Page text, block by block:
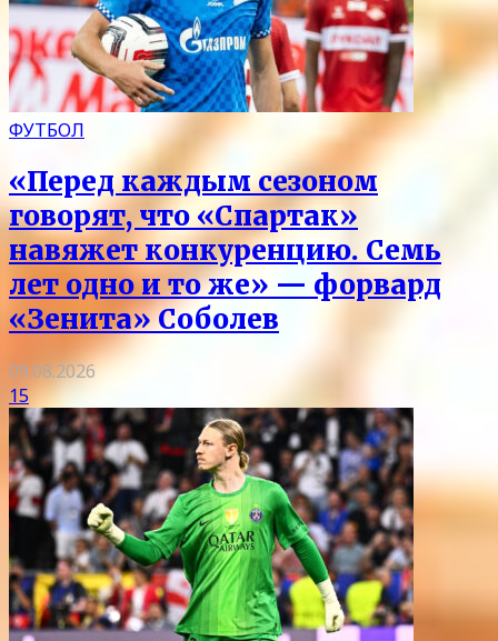
ФУТБОЛ
«Перед каждым сезоном
говорят, что «Спартак»
навяжет конкуренцию. Семь
лет одно и то же» — форвард
«Зенита» Соболев
09.08.2026
15